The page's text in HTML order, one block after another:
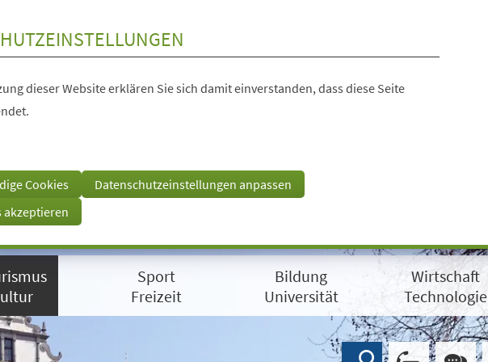
dieser Website erklären Sie sich damit einverstanden, dass diese Seite
Cookies
Datenschutzeinstellungen anpassen
akzeptieren
Sport
Freizeit
Bildung
Universität
Wirtschaft
Technologie